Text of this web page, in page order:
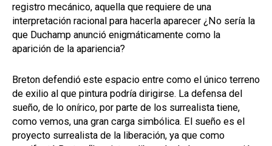
registro mecánico, aquella que requiere de una
interpretación racional para hacerla aparecer ¿No sería la
que Duchamp anunció enigmáticamente como la
aparición de la apariencia?
Breton defendió este espacio entre como el único terreno
de exilio al que pintura podría dirigirse. La defensa del
sueño, de lo onírico, por parte de los surrealista tiene,
como vemos, una gran carga simbólica. El sueño es el
proyecto surrealista de la liberación, ya que como